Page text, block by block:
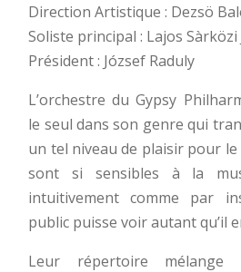
Direction Artistique : Dezsö
Soliste principal : Lajos
Président : József Raduly
L’orchestre du Gypsy
le seul dans son genre qui
un tel niveau de plaisir pour le
sont si sensibles à la
intuitivement comme par
public puisse voir autant qu’il
Leur répertoire